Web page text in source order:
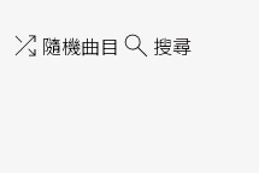
隨機曲目 搜尋